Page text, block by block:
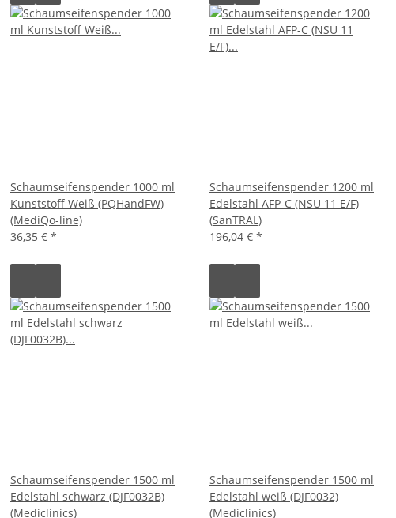
Schaumseifenspender 1000 ml
Kunststoff Weiß (PQHandFW)
(MediQo-line)
36,35 € *
Schaumseifenspender 1200 ml
Edelstahl AFP-C (NSU 11 E/F)
(SanTRAL)
196,04 € *
Schaumseifenspender 1500 ml
Edelstahl schwarz (DJF0032B)
(Mediclinics)
Schaumseifenspender 1500 ml
Edelstahl weiß (DJF0032)
(Mediclinics)